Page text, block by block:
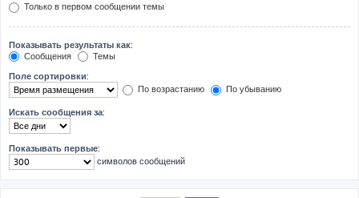
Только в первом сообщении темы
Показывать результаты как:
Сообщения
Темы
Поле сортировки:
По возрастанию
По убыванию
Искать сообщения за:
Показывать первые:
символов сообщений